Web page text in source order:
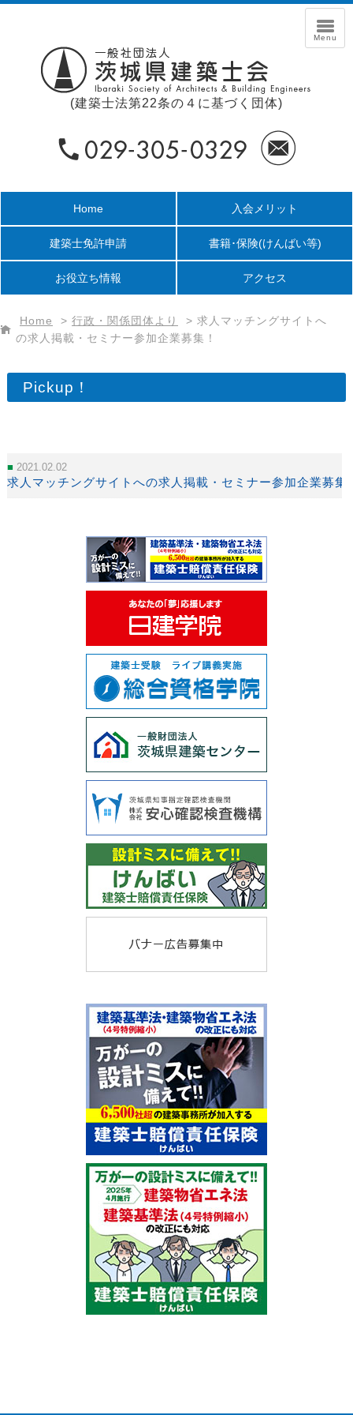
(建築士法第22条の４に基づく団体)
Home 入会メリット
建築士免許申請 書籍･保険(けんばい等)
お役立ち情報 アクセス
Home > 行政・関係団体より > 求人マッチングサイトへ
の求人掲載・セミナー参加企業募集！
Pickup！
2021.02.02
求人マッチングサイトへの求人掲載・セミナー参加企業募集